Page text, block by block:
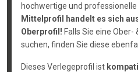
hochwertige und professionelle
Mittelprofil handelt es sich
Oberprofil! Falls Sie eine
suchen, finden Sie diese
Dieses Verlegeprofil ist